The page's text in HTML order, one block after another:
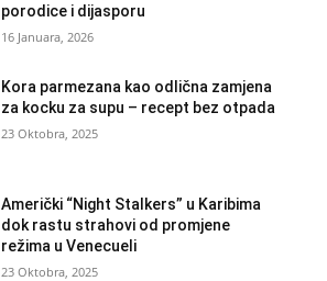
porodice i dijasporu
16 Januara, 2026
Kora parmezana kao odlična zamjena
za kocku za supu – recept bez otpada
23 Oktobra, 2025
Američki “Night Stalkers” u Karibima
dok rastu strahovi od promjene
režima u Venecueli
23 Oktobra, 2025